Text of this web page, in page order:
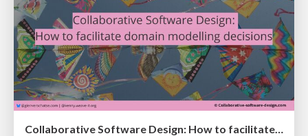
Collaborative Software Design: How to facilitate domain modelling decisions